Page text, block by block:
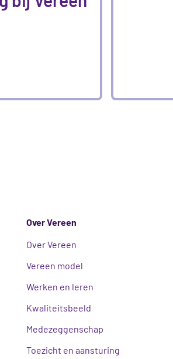
Over Vereen
Over Vereen
Vereen model
Werken en leren
Kwaliteitsbeeld
Medezeggenschap
Toezicht en aansturing